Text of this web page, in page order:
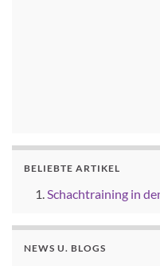
BELIEBTE ARTIKEL
Schachtraining in
NEWS U. BLOGS